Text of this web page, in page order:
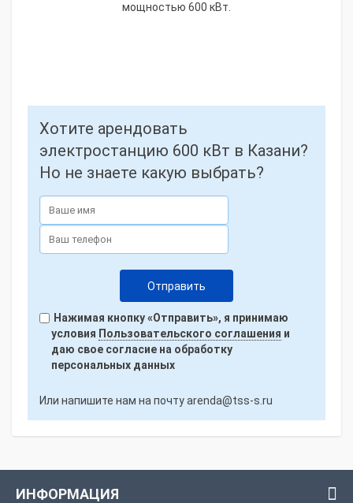
мощностью 600 кВт.
Хотите арендовать
электростанцию 600 кВт в Казани?
Но не знаете какую выбрать?
Нажимая кнопку «Отправить», я принимаю
условия Пользовательского соглашения и
даю свое согласие на обработку
персональных данных
Или напишите нам на почтуarenda@tss-s.ru
ИНФОРМАЦИЯ